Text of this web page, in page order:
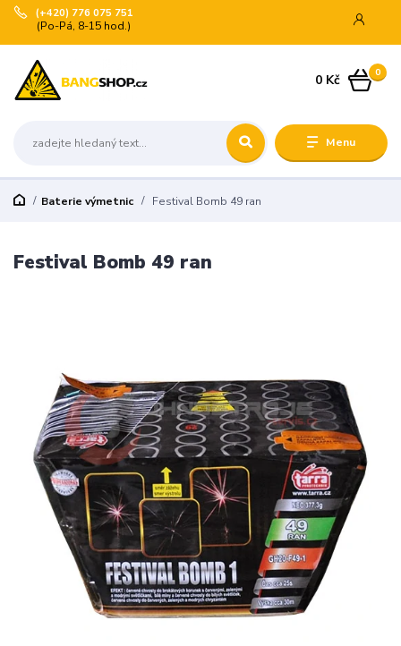
Menu
(+420) 776 075 751
(Po-Pá, 8-15 hod.)
0
0 Kč
Baterie výmetnic Festival Bomb 49 ran
Festival Bomb 49 ran